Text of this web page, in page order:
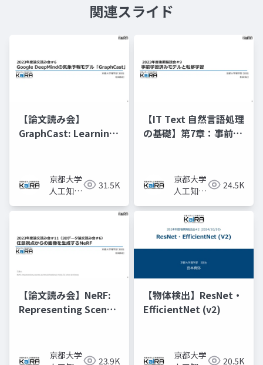
関連スライド
【論文読み会】
GraphCast: Learning
weather forecasting
京都大学
人工知能
KaiRA
31.5K
【IT Text 自然言語処理
の基礎】第7章：事前学
京都大学
人工知能
KaiRA
24.5K
【論文読み会】NeRF:
Representing Scenes
Synthesis京都大学
23.9K
【物体検出】ResNet・
EfficientNet (v2)
京都大学
20.5K